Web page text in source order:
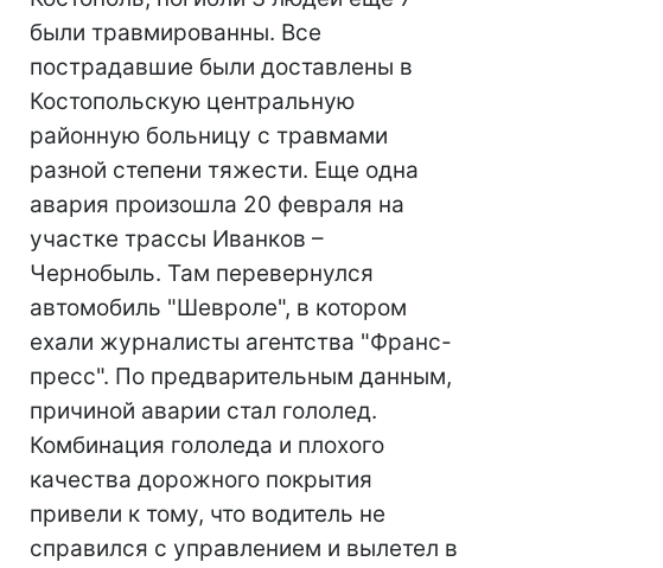
были травмированны. Все
пострадавшие были доставлены в
Костопольскую центральную
районную больницу с травмами
разной степени тяжести. Еще одна
авария произошла 20 февраля на
участке трассы Иванков –
Чернобыль. Там перевернулся
автомобиль "Шевроле", в котором
ехали журналисты агентства "Франс-
пресс". По предварительным данным,
причиной аварии стал гололед.
Комбинация гололеда и плохого
качества дорожного покрытия
привели к тому, что водитель не
справился с управлением и вылетел в